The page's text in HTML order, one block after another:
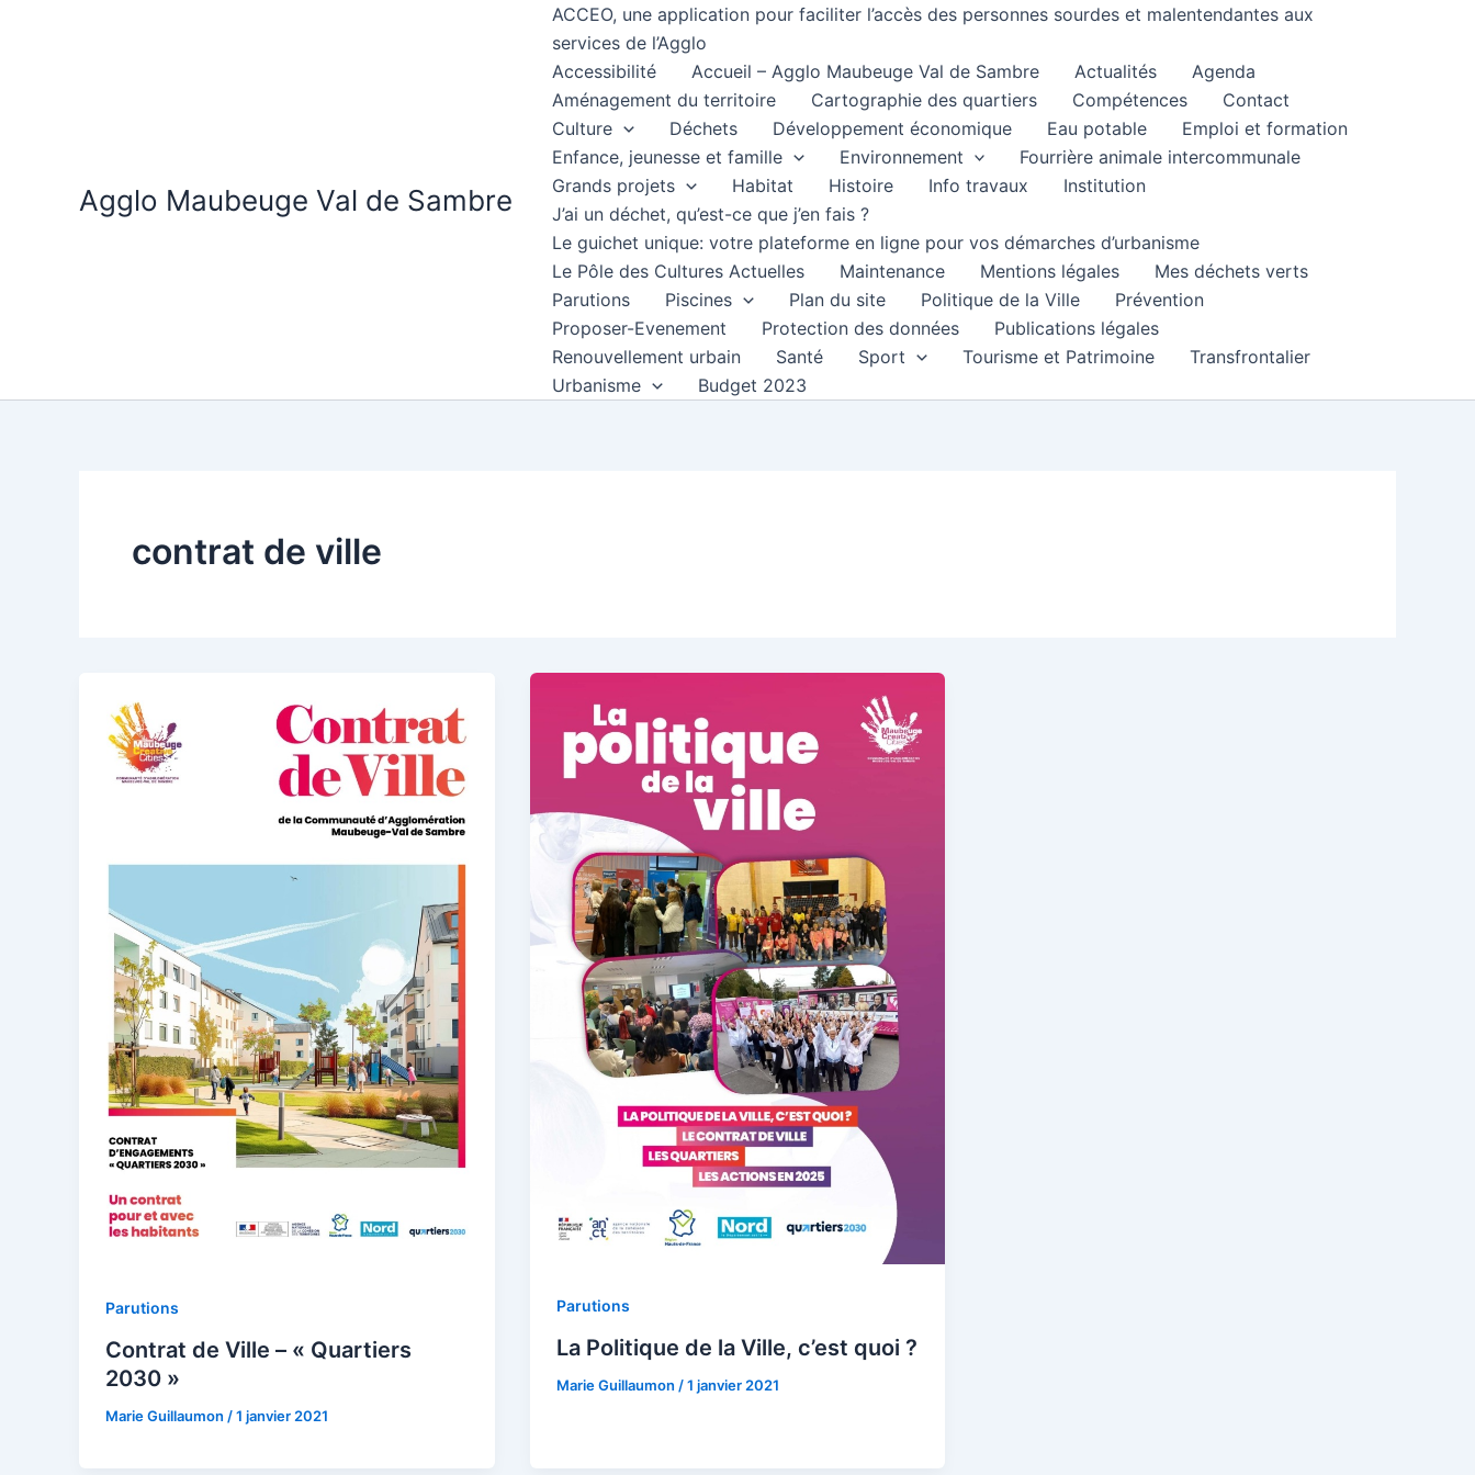
Agglo Maubeuge Val de Sambre
ACCEO, une application pour faciliter l’accès des personnes sourdes et malentendantes aux
services de l’Agglo
Accessibilité
Accueil – Agglo Maubeuge Val de Sambre Actualités
Agenda
Aménagement du territoire
Cartographie des quartiers Compétences
Contact
Culture
Déchets Développement économique Eau potable
Emploi et formation
Enfance, jeunesse et famille
Environnement
Fourrière animale intercommunale
Grands projets
Habitat Histoire Info travaux
Institution
J’ai un déchet, qu’est-ce que j’en fais ?
Le guichet unique: votre plateforme en ligne pour vos démarches d’urbanisme
Le Pôle des Cultures Actuelles
Maintenance Mentions légales
Mes déchets verts
Parutions
Piscines Plan du site Politique de la Ville
Prévention
Proposer-Evenement
Protection des données
Publications légales
Renouvellement urbain
Santé Sport Tourisme et Patrimoine
Transfrontalier
Urbanisme
Budget 2023
contrat de ville
Parutions
Contrat de Ville – « Quartiers
2030 »
Marie Guillaumon /1 janvier 2021
Parutions
La Politique de la Ville, c’est quoi ?
Marie Guillaumon /1 janvier 2021